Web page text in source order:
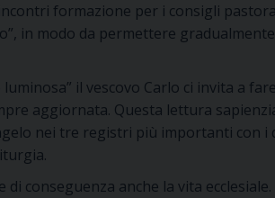
formazione per i consigli
in modo da permettere
il vescovo Carlo ci invita a
aggiornata. Questa lettura
nei tre registri più importanti con i
conseguenza anche la vita